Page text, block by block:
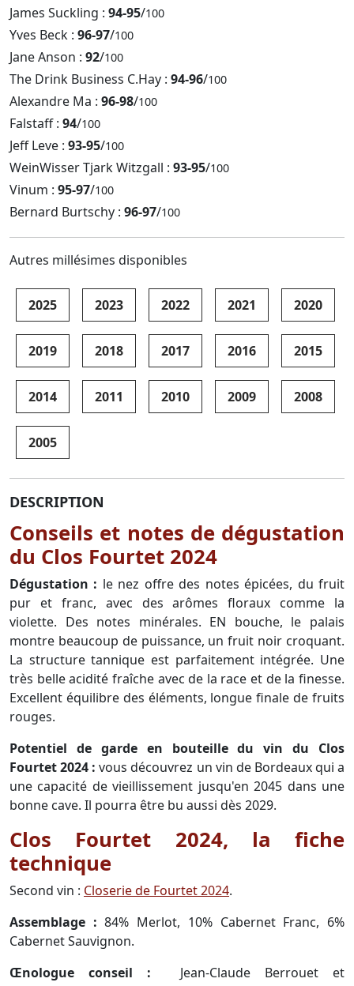
James Suckling : 94-95/100
Yves Beck : 96-97/100
Jane Anson : 92/100
The Drink Business C.Hay : 94-96/100
Alexandre Ma : 96-98/100
Falstaff : 94/100
Jeff Leve : 93-95/100
WeinWisser Tjark Witzgall : 93-95/100
Vinum : 95-97/100
Bernard Burtschy : 96-97/100
Autres millésimes disponibles
2025 2023 2022 2021 2020
2019 2018 2017 2016 2015
2014 2011 2010 2009 2008
2005
DESCRIPTION
Conseils et notes de dégustation
du Clos Fourtet 2024
Dégustation : le nez offre des notes épicées, du fruit
pur et franc, avec des arômes floraux comme la
violette. Des notes minérales. EN bouche, le palais
montre beaucoup de puissance, un fruit noir croquant.
La structure tannique est parfaitement intégrée. Une
très belle acidité fraîche avec de la race et de la finesse.
Excellent équilibre des éléments, longue finale de fruits
rouges.
Potentiel de garde en bouteille du vin du Clos
Fourtet 2024 :vous découvrez un vin de Bordeaux qui a
une capacité de vieillissement jusqu'en 2045 dans une
bonne cave. Il pourra être bu aussi dès 2029.
Clos Fourtet 2024, la fiche
technique
Second vin : Closerie de Fourtet 2024.
Assemblage : 84% Merlot, 10% Cabernet Franc, 6%
Cabernet Sauvignon.
Œnologue conseil : Jean-Claude Berrouet et